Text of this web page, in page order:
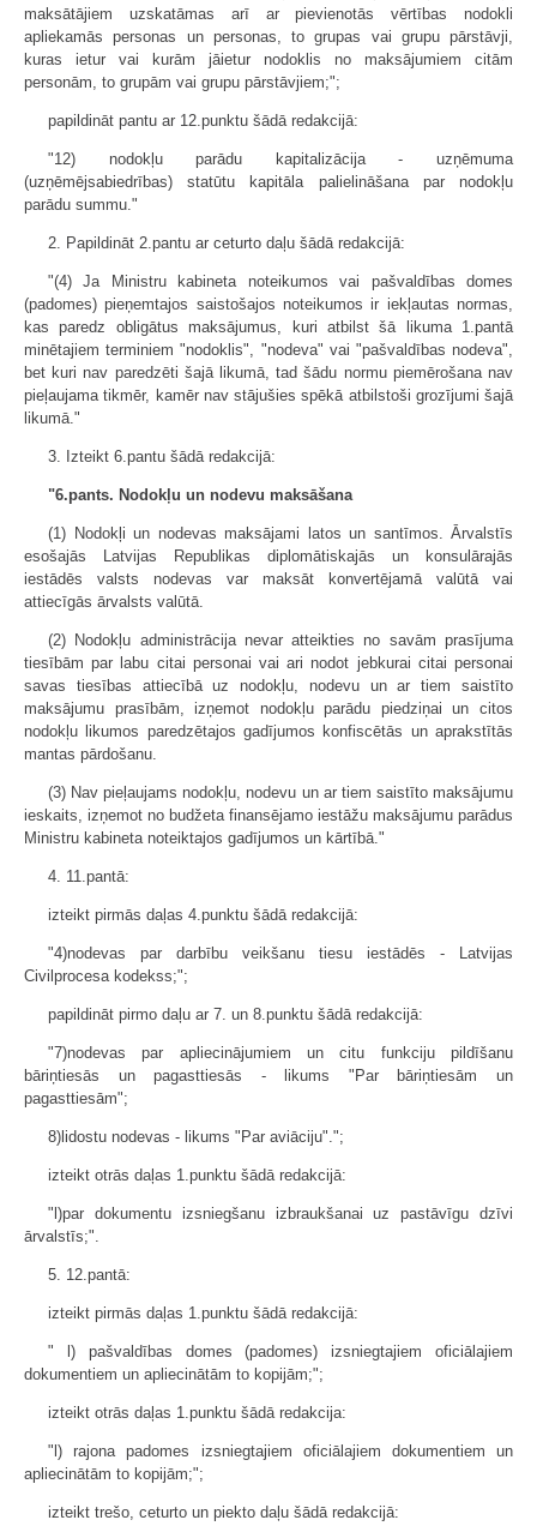
maksātājiem uzskatāmas arī ar pievienotās vērtības nodokli
apliekamās personas un personas, to grupas vai grupu pārstāvji,
kuras ietur vai kurām jāietur nodoklis no maksājumiem citām
personām, to grupām vai grupu pārstāvjiem;";
papildināt pantu ar 12.punktu šādā redakcijā:
"12) nodokļu parādu kapitalizācija - uzņēmuma
(uzņēmējsabiedrības) statūtu kapitāla palielināšana par nodokļu
parādu summu."
2. Papildināt 2.pantu ar ceturto daļu šādā redakcijā:
"(4) Ja Ministru kabineta noteikumos vai pašvaldības domes
(padomes) pieņemtajos saistošajos noteikumos ir iekļautas normas,
kas paredz obligātus maksājumus, kuri atbilst šā likuma 1.pantā
minētajiem terminiem "nodoklis", "nodeva" vai "pašvaldības nodeva",
bet kuri nav paredzēti šajā likumā, tad šādu normu piemērošana nav
pieļaujama tikmēr, kamēr nav stājušies spēkā atbilstoši grozījumi šajā
likumā."
3. Izteikt 6.pantu šādā redakcijā:
"6.pants. Nodokļu un nodevu maksāšana
(1) Nodokļi un nodevas maksājami latos un santīmos. Ārvalstīs
esošajās Latvijas Republikas diplomātiskajās un konsulārajās
iestādēs valsts nodevas var maksāt konvertējamā valūtā vai
attiecīgās ārvalsts valūtā.
(2) Nodokļu administrācija nevar atteikties no savām prasījuma
tiesībām par labu citai personai vai ari nodot jebkurai citai personai
savas tiesības attiecībā uz nodokļu, nodevu un ar tiem saistīto
maksājumu prasībām, izņemot nodokļu parādu piedziņai un citos
nodokļu likumos paredzētajos gadījumos konfiscētās un aprakstītās
mantas pārdošanu.
(3) Nav pieļaujams nodokļu, nodevu un ar tiem saistīto maksājumu
ieskaits, izņemot no budžeta finansējamo iestāžu maksājumu parādus
Ministru kabineta noteiktajos gadījumos un kārtībā."
4. 11.pantā:
izteikt pirmās daļas 4.punktu šādā redakcijā:
"4)nodevas par darbību veikšanu tiesu iestādēs - Latvijas
Civilprocesa kodekss;";
papildināt pirmo daļu ar 7. un 8.punktu šādā redakcijā:
"7)nodevas par apliecinājumiem un citu funkciju pildīšanu
bāriņtiesās un pagasttiesās - likums "Par bāriņtiesām un
pagasttiesām";
8)lidostu nodevas - likums "Par aviāciju".";
izteikt otrās daļas 1.punktu šādā redakcijā:
"l)par dokumentu izsniegšanu izbraukšanai uz pastāvīgu dzīvi
ārvalstīs;".
5. 12.pantā:
izteikt pirmās daļas 1.punktu šādā redakcijā:
" l) pašvaldības domes (padomes) izsniegtajiem oficiālajiem
dokumentiem un apliecinātām to kopijām;";
izteikt otrās daļas 1.punktu šādā redakcija:
"l) rajona padomes izsniegtajiem oficiālajiem dokumentiem un
apliecinātām to kopijām;";
izteikt trešo, ceturto un piekto daļu šādā redakcijā: